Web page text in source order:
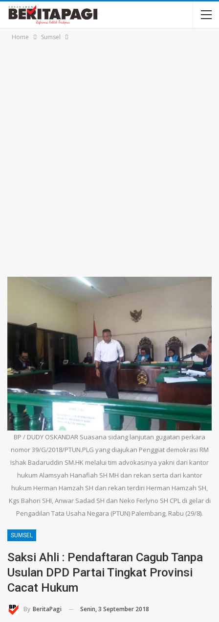
Home Sumsel
BP / DUDY OSKANDAR Suasana sidang lanjutan gugatan perkara
nomor 39/G/2018/PTUN.PLG yang diajukan Penggiat demokrasi RM
Ishak Badaruddin SM.HK melalui tim advokasinya yakni dari kantor
hukum Alamsyah Hanafiah SH MH dan rekan serta dari kantor
hukum Herman Hamzah SH dan rekan terdiri Herman Hamzah SH,
Kgs Bahori SHI, Anwar Sadad SH dan Neko Ferlyno SH CPL di gelar di
Pengadilan Tata Usaha Negara (PTUN) Palembang, Rabu (29/8).
SUMSEL
Saksi Ahli : Pendaftaran Cagub Tanpa
Usulan DPD Partai Tingkat Provinsi
Cacat Hukum
By BeritaPagi Senin, 3 September 2018